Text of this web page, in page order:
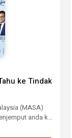
ke Tindak
(MASA)
anda ke